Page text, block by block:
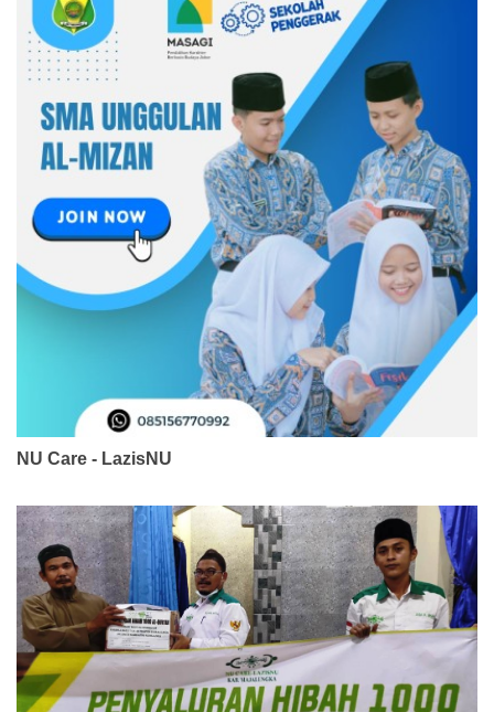
NU Care - LazisNU